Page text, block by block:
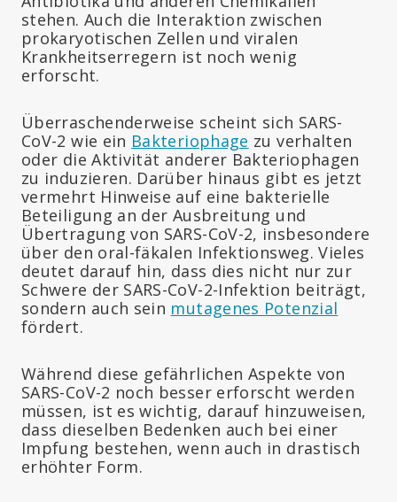
stehen. Auch die Interaktion zwischen
prokaryotischen Zellen und viralen
Krankheitserregern ist noch wenig
erforscht.
Überraschenderweise scheint sich SARS-
CoV-2 wie ein Bakteriophage zu verhalten
oder die Aktivität anderer Bakteriophagen
zu induzieren. Darüber hinaus gibt es jetzt
vermehrt Hinweise auf eine bakterielle
Beteiligung an der Ausbreitung und
Übertragung von SARS-CoV-2, insbesondere
über den oral-fäkalen Infektionsweg. Vieles
deutet darauf hin, dass dies nicht nur zur
Schwere der SARS-CoV-2-Infektion beiträgt,
sondern auch sein mutagenes Potenzial
fördert.
Während diese gefährlichen Aspekte von
SARS-CoV-2 noch besser erforscht werden
müssen, ist es wichtig, darauf hinzuweisen,
dass dieselben Bedenken auch bei einer
Impfung bestehen, wenn auch in drastisch
erhöhter Form.